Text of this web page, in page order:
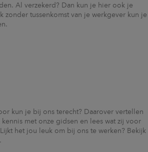
Al verzekerd? Dan kun je hier ook je
zonder tussenkomst van je werkgever kun je
kun je bij ons terecht? Daarover vertellen
met onze gidsen en lees wat zij voor
het jou leuk om bij ons te werken? Bekijk